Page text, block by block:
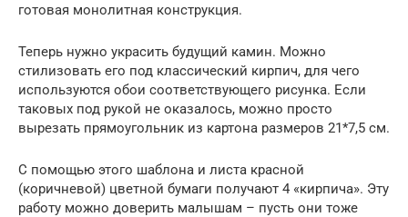
готовая монолитная конструкция.
Теперь нужно украсить будущий камин. Можно
стилизовать его под классический кирпич, для чего
используются обои соответствующего рисунка. Если
таковых под рукой не оказалось, можно просто
вырезать прямоугольник из картона размеров 21*7,5 см.
С помощью этого шаблона и листа красной
(коричневой) цветной бумаги получают 4 «кирпича». Эту
работу можно доверить малышам – пусть они тоже